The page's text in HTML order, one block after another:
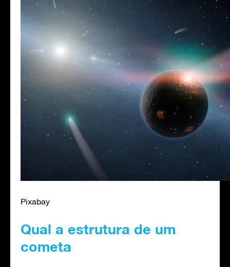
Pixabay
Qual a estrutura de um
cometa